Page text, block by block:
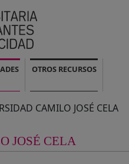
OTROS RECURSOS
CAMILO JOSÉ CELA
JOSÉ CELA